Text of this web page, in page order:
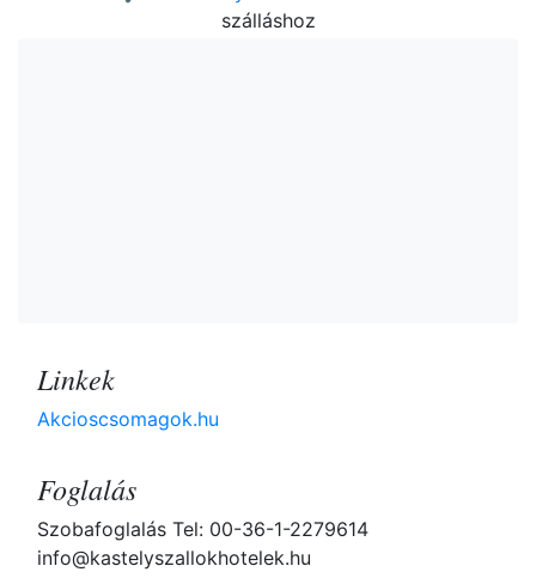
szálláshoz
Linkek
Akcioscsomagok.hu
Foglalás
Szobafoglalás Tel: 00-36-1-2279614
info@kastelyszallokhotelek.hu